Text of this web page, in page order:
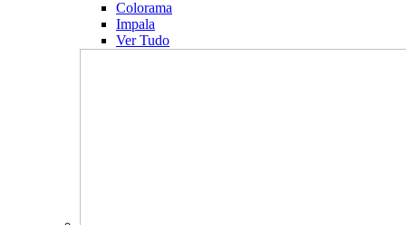
Colorama
Impala
Ver Tudo